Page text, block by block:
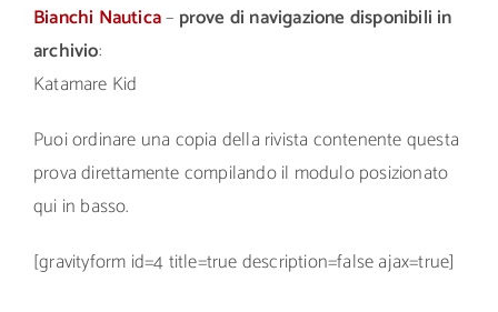
Bianchi Nautica– prove di navigazione disponibili in
archivio:
Katamare Kid
Puoi ordinare una copia della rivista contenente questa
prova direttamente compilando il modulo posizionato
qui in basso.
[gravityform id=4 title=true description=false ajax=true]